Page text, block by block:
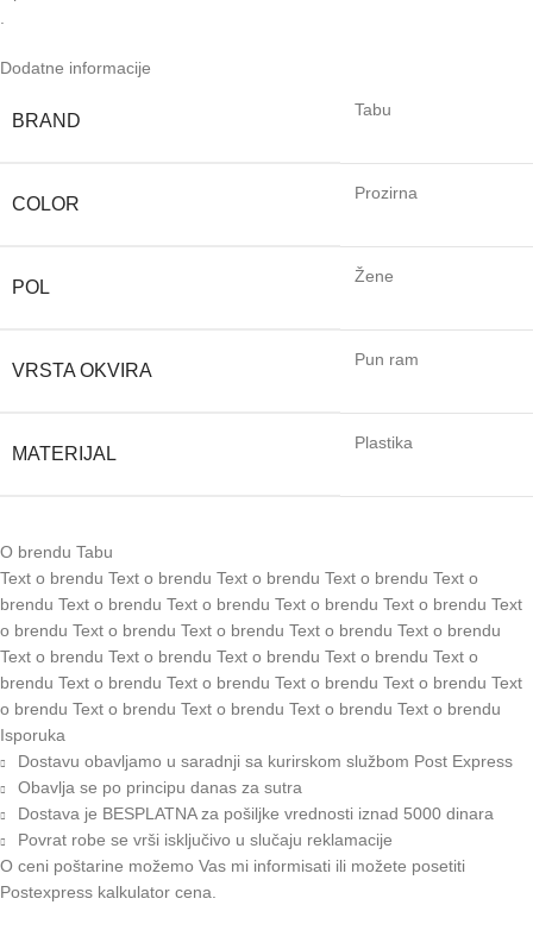
.
Dodatne informacije
BRAND
Tabu
COLOR
Prozirna
POL
Žene
VRSTA OKVIRA
Pun ram
MATERIJAL
Plastika
O brendu Tabu
Text o brendu Text o brendu Text o brendu Text o brendu Text o
brendu Text o brendu Text o brendu Text o brendu Text o brendu Text
o brendu Text o brendu Text o brendu Text o brendu Text o brendu
Text o brendu Text o brendu Text o brendu Text o brendu Text o
brendu Text o brendu Text o brendu Text o brendu Text o brendu Text
o brendu Text o brendu Text o brendu Text o brendu Text o brendu
Isporuka
Dostavu obavljamo u saradnji sa kurirskom službom Post Express
Obavlja se po principu danas za sutra
Dostava je BESPLATNA za pošiljke vrednosti iznad 5000 dinara
Povrat robe se vrši isključivo u slučaju reklamacije
O ceni poštarine možemo Vas mi informisati ili možete posetiti
Postexpress kalkulator cena.